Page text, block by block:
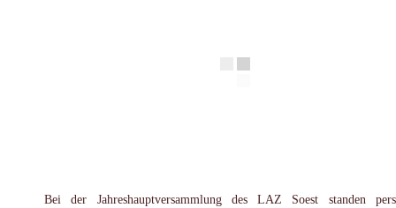
Bei der Jahreshauptversammlung des LAZ Soest standen